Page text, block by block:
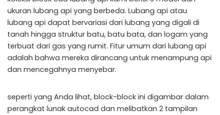
ukuran lubang api yang berbeda. Lubang api atau
lubang api dapat bervariasi dari lubang yang digali di
tanah hingga struktur batu, batu bata, dan logam yang
terbuat dari gas yang rumit. Fitur umum dari lubang api
adalah bahwa mereka dirancang untuk menampung api
dan mencegahnya menyebar.
seperti yang Anda lihat, block-block ini digambar dalam
perangkat lunak autocad dan melibatkan 2 tampilan